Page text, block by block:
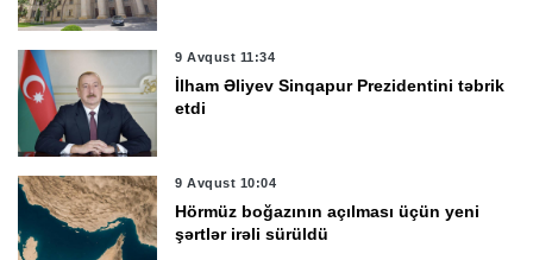
9 Avqust 11:34
İlham Əliyev Sinqapur Prezidentini təbrik
etdi
9 Avqust 10:04
Hörmüz boğazının açılması üçün yeni
şərtlər irəli sürüldü